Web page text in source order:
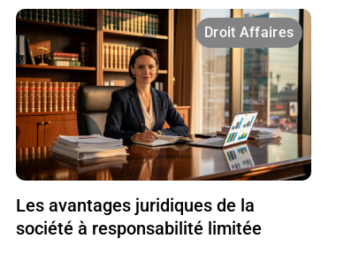
Droit Affaires
Les avantages juridiques de la
société à responsabilité limitée